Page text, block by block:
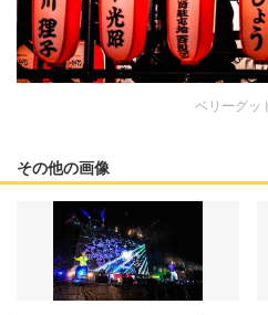
ベリーグッ
その他の画像